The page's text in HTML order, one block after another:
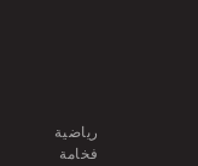
رياضية
فخامة